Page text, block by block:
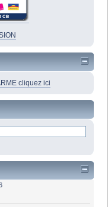
cliquez ici